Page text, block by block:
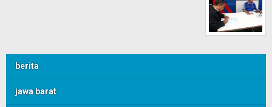
berita
jawa barat